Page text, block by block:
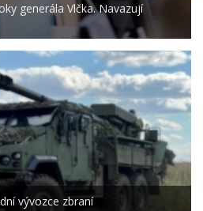
generála Vlčka. Navazují
vývozce zbraní